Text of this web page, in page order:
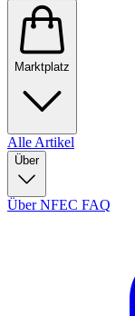
Marktplatz
Alle Artikel
Über
Über NFEC FAQ